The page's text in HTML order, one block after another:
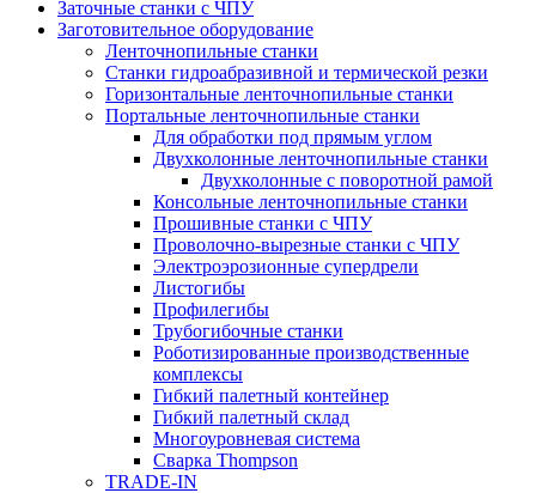
Заточные станки с ЧПУ
Заготовительное оборудование
Ленточнопильные станки
Станки гидроабразивной и термической резки
Горизонтальные ленточнопильные станки
Портальные ленточнопильные станки
Для обработки под прямым углом
Двухколонные ленточнопильные станки
Двухколонные с поворотной рамой
Консольные ленточнопильные станки
Прошивные станки с ЧПУ
Проволочно-вырезные станки с ЧПУ
Электроэрозионные супердрели
Листогибы
Профилегибы
Трубогибочные станки
Роботизированные производственные
комплексы
Гибкий палетный контейнер
Гибкий палетный склад
Многоуровневая система
Сварка Thompson
TRADE-IN